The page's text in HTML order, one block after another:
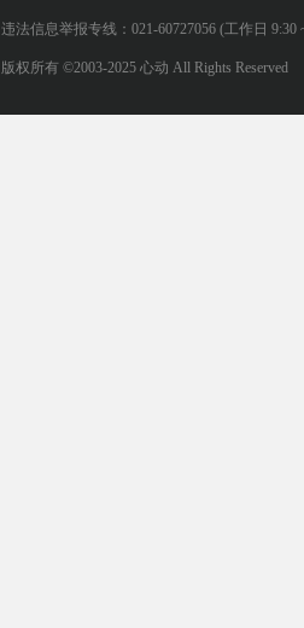
违法信息举报专线：021-60727056 (工作日 9:30
版权所有 ©2003-2025 心动 All Rights Reserved